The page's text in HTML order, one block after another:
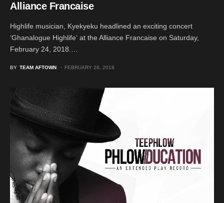
Alliance Francaise
Highlife musician, Kyekyeku headlined an exciting concert
‘Ghanalogue Highlife‘ at the Alliance Francaise on Saturday,
February 24, 2018.…
BY TEAM AFTOWN FEBRUARY 26, 2018